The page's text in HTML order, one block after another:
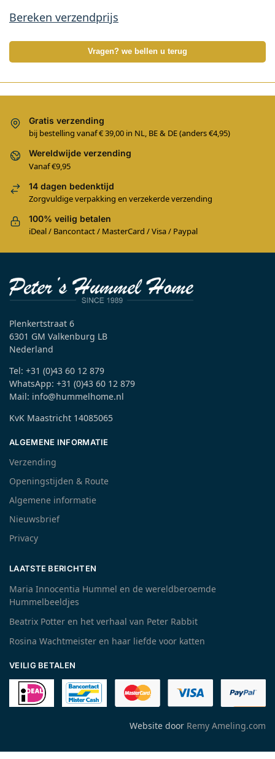
Bereken verzendprijs
Vragen? we bellen u terug
Gratis verzending
bij bestelling vanaf € 39,00 in NL, BE & DE (anders €4,95)
Wereldwijde verzending
Vanaf €9,95
14 dagen bedenktijd
Zorgvuldige verpakking en verzekerde verzending
100% veilig betalen
iDeal / Bancontact / MasterCard / Visa / Paypal
Plenkertstraat 6
6301 GM Valkenburg LB
Nederland
Tel: +31 (0)43 60 12 879
WhatsApp: +31 (0)43 60 12 879
Mail: info@hummelhome.nl
KvK Maastricht 14085065
ALGEMENE INFORMATIE
Verzending
Openingstijden & Route
Algemene informatie
Nieuwsbrief
Privacy
LAATSTE BERICHTEN
Maria Innocentia Hummel en de wereldberoemde
Hummelbeeldjes
Beatrix Potter en het verhaal van Peter Rabbit
Rosina Wachtmeister en haar liefde voor katten
VEILIG BETALEN
Website door Remy Ameling.com